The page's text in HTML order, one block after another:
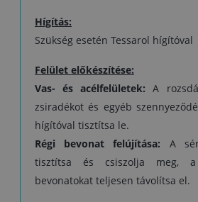
Hígítás:
Szükség esetén Tessarol hígítóval
Felület előkészítése:
Vas- és acélfelületek: A
zsiradékot és egyéb
hígítóval tisztítsa le.
Régi bevonat felújítása: A
tisztítsa és csiszolja meg, a
bevonatokat teljesen távolítsa el.